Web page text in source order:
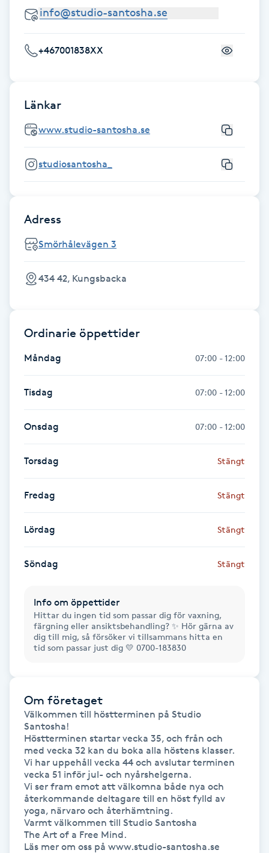
Fotsvamp
Fotvård
Fransar
Fransborttagning
Fransfärgning
Fransförlängning
Fransförlängning Megavolym
Fransförlängning Volym
Fransk manikyr
Fransrengöring
Föning
Gel naglar
Gelenaglar
Gellack med förstärkning
Gravidmassage
Gravidyoga
Gruppträning
Gua Sha-massage
+467001838XX
Länkar
www.studio-santosha.se
studiosantosha_
Adress
Smörhålevägen 3
434 42, Kungsbacka
Ordinarie öppettider
Måndag 07:00 - 12:00
Tisdag 07:00 - 12:00
Onsdag 07:00 - 12:00
Torsdag Stängt
Fredag Stängt
Lördag Stängt
Söndag Stängt
Info om öppettider
Hittar du ingen tid som passar dig för vaxning,
färgning eller ansiktsbehandling? ✨ Hör gärna av
dig till mig, så försöker vi tillsammans hitta en
tid som passar just dig 💛 0700-183830
Om företaget
Välkommen till höstterminen på Studio
Santosha!
Höstterminen startar vecka 35, och från och
med vecka 32 kan du boka alla höstens klasser.
Vi har uppehåll vecka 44 och avslutar terminen
vecka 51 inför jul- och nyårshelgerna.
Vi ser fram emot att välkomna både nya och
återkommande deltagare till en höst fylld av
yoga, närvaro och återhämtning.
Varmt välkommen till Studio Santosha
The Art of a Free Mind.
Läs mer om oss på www.studio-santosha.se